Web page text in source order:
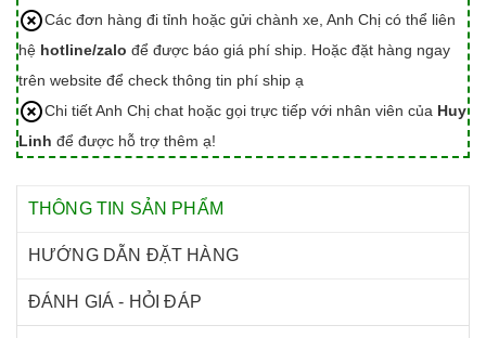
Các đơn hàng đi tỉnh hoặc gửi chành xe, Anh Chị có thể liên
hệ hotline/zalo để được báo giá phí ship. Hoặc đặt hàng ngay
trên website để check thông tin phí ship ạ
Chi tiết Anh Chị chat hoặc gọi trực tiếp với nhân viên của Huy
Linh để được hỗ trợ thêm ạ!
THÔNG TIN SẢN PHẨM
HƯỚNG DẪN ĐẶT HÀNG
ĐÁNH GIÁ - HỎI ĐÁP